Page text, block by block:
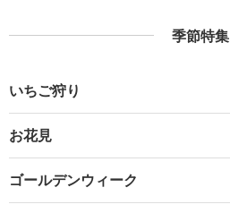
季節特集
いちご狩り
お花見
ゴールデンウィーク